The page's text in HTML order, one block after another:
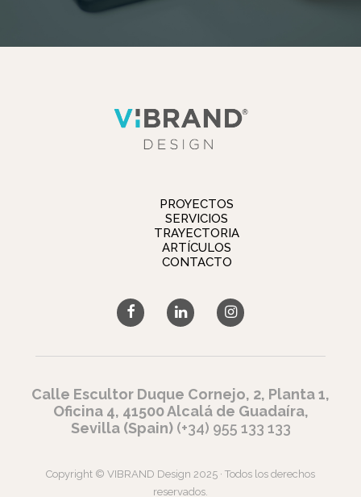
PROYECTOS
SERVICIOS
TRAYECTORIA
ARTÍCULOS
CONTACTO
Calle Escultor Duque Cornejo, 2, Planta 1,
Oficina 4, 41500 Alcalá de Guadaíra,
Sevilla (Spain) (+34) 955 133 133
Copyright © VIBRAND Design 2025 · Todos los derechos
reservados.